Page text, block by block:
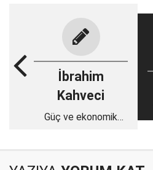
İbrahim
Kahveci
Güç ve ekonomik